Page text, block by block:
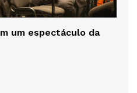
um espectáculo da